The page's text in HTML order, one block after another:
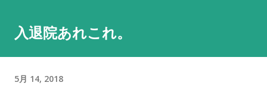
入退院あれこれ。
5月 14, 2018